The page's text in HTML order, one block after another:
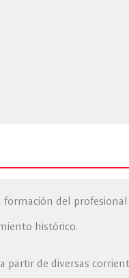
del
histórico.
de diversas